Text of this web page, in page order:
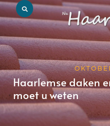
Haarlemse daken
moet u weten